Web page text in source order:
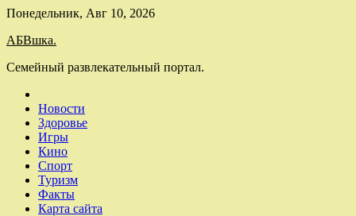
Skip
content
Понедельник, Авг 10, 2026
АБВшка.
Семейный развлекательный портал.
Новости
Здоровье
Игры
Кино
Спорт
Туризм
Факты
Карта сайта